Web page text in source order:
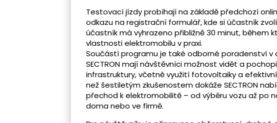
Testovací jízdy probíhají na základě předchozí
odkazu na registrační formulář, kde si účastník
účastník má vyhrazeno přibližně 30 minut, během
vlastnosti elektromobilu v praxi.
Součástí programu je také odborné poradenství v
SECTRON mají návštěvníci možnost vidět a
infrastruktury, včetně využití fotovoltaiky a
než šestiletým zkušenostem dokáže SECTRON
přechod k elektromobilitě – od výběru vozu až po
doma nebo ve firmě.